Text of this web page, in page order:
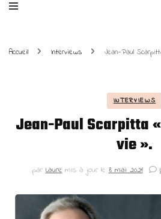
Accueil Interviews Jean-Paul
INTERVIEWS
Jean-Paul Scarpitta
vie ».
parLaure mis à jour le8 mai 2021